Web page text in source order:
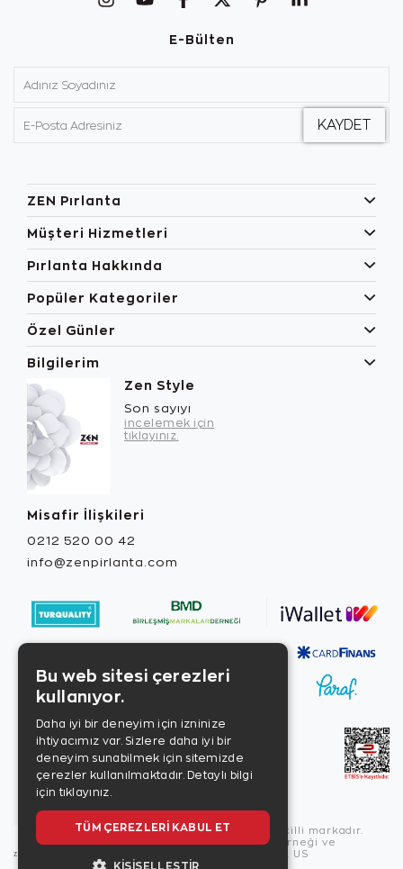
E-Bülten
ZEN Pırlanta
Müşteri Hizmetleri
Pırlanta Hakkında
Popüler Kategoriler
Özel Günler
Bilgilerim
Zen Style
Son sayıyı
incelemek için
tıklayınız.
Misafir İlişkileri
0212 520 00 42
info@zenpirlanta.com
Copyright © 2026, Zen Diamond tescilli markadır.
Zen Diamond Birleşmiş Markalar Derneği ve
Turquality Destek Programı üyesidir. US
Bu web sitesi çerezleri
kullanıyor.
Daha iyi bir deneyim için izninize
ihtiyacımız var. Sizlere daha iyi bir
deneyim sunabilmek için sitemizde
çerezler kullanılmaktadır. Detaylı bilgi
için tıklayınız.
TÜM ÇEREZLERI KABUL ET
KIŞISELLEŞTIR